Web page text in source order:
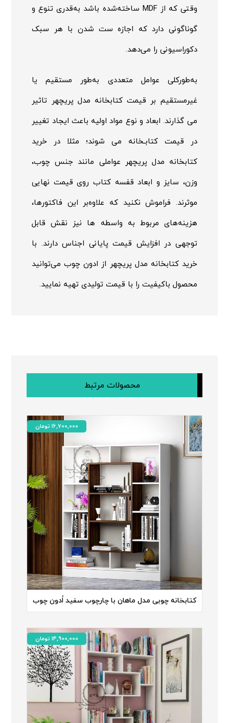
وقتی که از MDF ساخته‌شده باشد به‌قدری تنوع و
گوناگونی دارد که اجازه ست شدن با هر سبک
دکوراسیونی را می‌دهد.
به‌طورکلی عوامل متعددی به‌طور مستقیم یا
غیرمستقیم بر قیمت کتابخانه مدل پریچهر تاثیر
می گذارند. ابعاد و نوع مواد اولیه باعث ایجاد تغییر
در قیمت کتابـخانه می شوند؛ مثلا در خرید
کتابخانه مدل پریچهر عواملی مانند جنس چوب،
وزن، سایز و ابعاد قفسه کتاب روی قیمت نهایی
موثرند. فراموش نکنید که علاوه‌بر این فاکتورها،
هزینه‌های مربوط به واسطه ها نیز نقش قابل
توجهی در افزایش قیمت پایانی اجناس دارند. با
خرید کتابخانه مدل پریچهر از ادون چوب می‌توانید
محصول باکیفیت را با قیمت تولیدی تهیه نمایید.
محصولات مرتبط
کتابخانه چوبی مدل ماهان با چارچوب سفید اُدون چوب
16,700,000 تومان
14,900,000 تومان